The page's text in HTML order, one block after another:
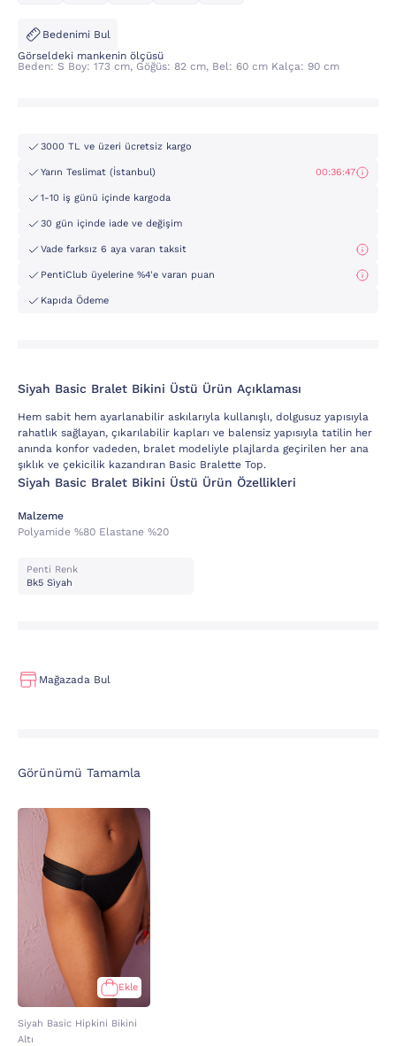
Bedenimi Bul
Görseldeki mankenin ölçüsü
Beden: S Boy: 173 cm, Göğüs: 82 cm, Bel: 60 cm Kalça: 90 cm
3000 TL ve üzeri ücretsiz kargo
Yarın Teslimat (İstanbul) 00:36:47
1-10 iş günü içinde kargoda
30 gün içinde iade ve değişim
Vade farksız 6 aya varan taksit
PentiClub üyelerine %4'e varan puan
Kapıda Ödeme
Siyah Basic Bralet Bikini Üstü Ürün Açıklaması
Hem sabit hem ayarlanabilir askılarıyla kullanışlı, dolgusuz yapısıyla
rahatlık sağlayan, çıkarılabilir kapları ve balensiz yapısıyla tatilin her
anında konfor vadeden, bralet modeliyle plajlarda geçirilen her ana
şıklık ve çekicilik kazandıran Basic Bralette Top.
Siyah Basic Bralet Bikini Üstü Ürün Özellikleri
Malzeme
Polyamide %80 Elastane %20
Penti Renk
Bk5 Si̇yah
Mağazada Bul
Görünümü Tamamla
Ekle
Siyah Basic Hipkini Bikini
Altı